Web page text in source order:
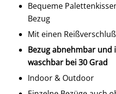
Bequeme
Bezug
Mit einen
Bezug abnehmbar und
waschbar bei 30 Grad
Indoor & Outdoor